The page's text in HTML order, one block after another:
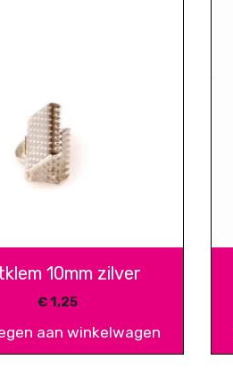
10mm zilver
€1,25
aan winkelwagen